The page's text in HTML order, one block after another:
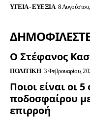
ΥΓΕΊΑ - ΕΥΕΞΊΑ 8
Ο Στέφανος
ΠΟΛΙΤΙΚΉ 3 Φεβρουαρίου,
Ποιοι είναι οι
ποδοσφαίρου
επιρροή